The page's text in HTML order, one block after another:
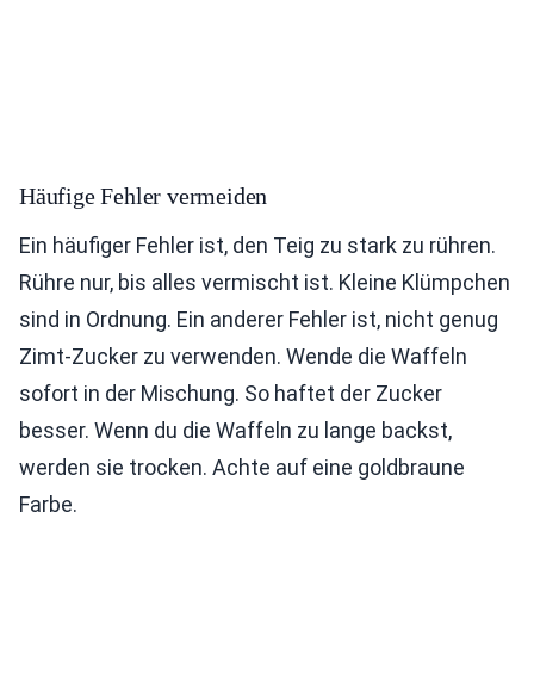
Häufige Fehler vermeiden
Ein häufiger Fehler ist, den Teig zu stark zu rühren.
Rühre nur, bis alles vermischt ist. Kleine Klümpchen
sind in Ordnung. Ein anderer Fehler ist, nicht genug
Zimt-Zucker zu verwenden. Wende die Waffeln
sofort in der Mischung. So haftet der Zucker
besser. Wenn du die Waffeln zu lange backst,
werden sie trocken. Achte auf eine goldbraune
Farbe.